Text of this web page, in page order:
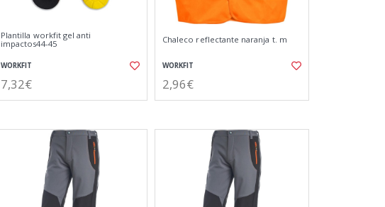
Plantilla workfit gel anti
impactos44-45
WORKFIT
7,32€
Chaleco reflectante naranja t. m
WORKFIT
2,96€